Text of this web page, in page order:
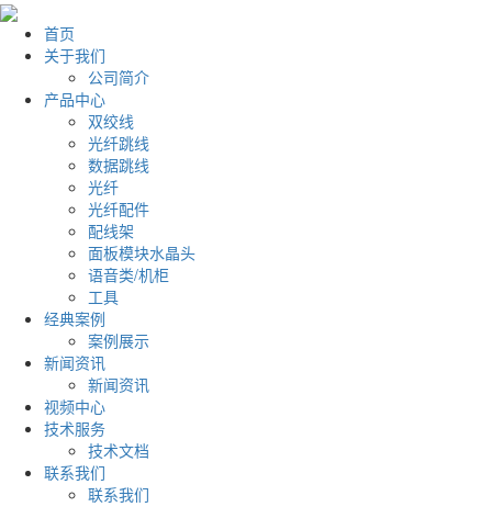
首页
关于我们
公司简介
产品中心
双绞线
光纤跳线
数据跳线
光纤
光纤配件
配线架
面板模块水晶头
语音类/机柜
工具
经典案例
案例展示
新闻资讯
新闻资讯
视频中心
技术服务
技术文档
联系我们
联系我们